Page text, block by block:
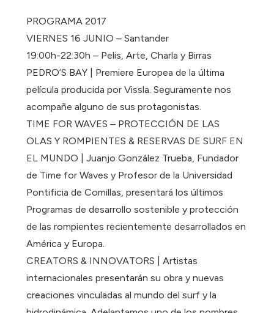
PROGRAMA 2017
VIERNES 16 JUNIO – Santander
19:00h-22:30h – Pelis, Arte, Charla y Birras
PEDRO’S BAY | Premiere Europea de la última
película producida por Vissla. Seguramente nos
acompañe alguno de sus protagonistas.
TIME FOR WAVES – PROTECCIÓN DE LAS
OLAS Y ROMPIENTES & RESERVAS DE SURF EN
EL MUNDO | Juanjo González Trueba, Fundador
de Time for Waves y Profesor de la Universidad
Pontificia de Comillas, presentará los últimos
Programas de desarrollo sostenible y protección
de las rompientes recientemente desarrollados en
América y Europa.
CREATORS & INNOVATORS | Artistas
internacionales presentarán su obra y nuevas
creaciones vinculadas al mundo del surf y la